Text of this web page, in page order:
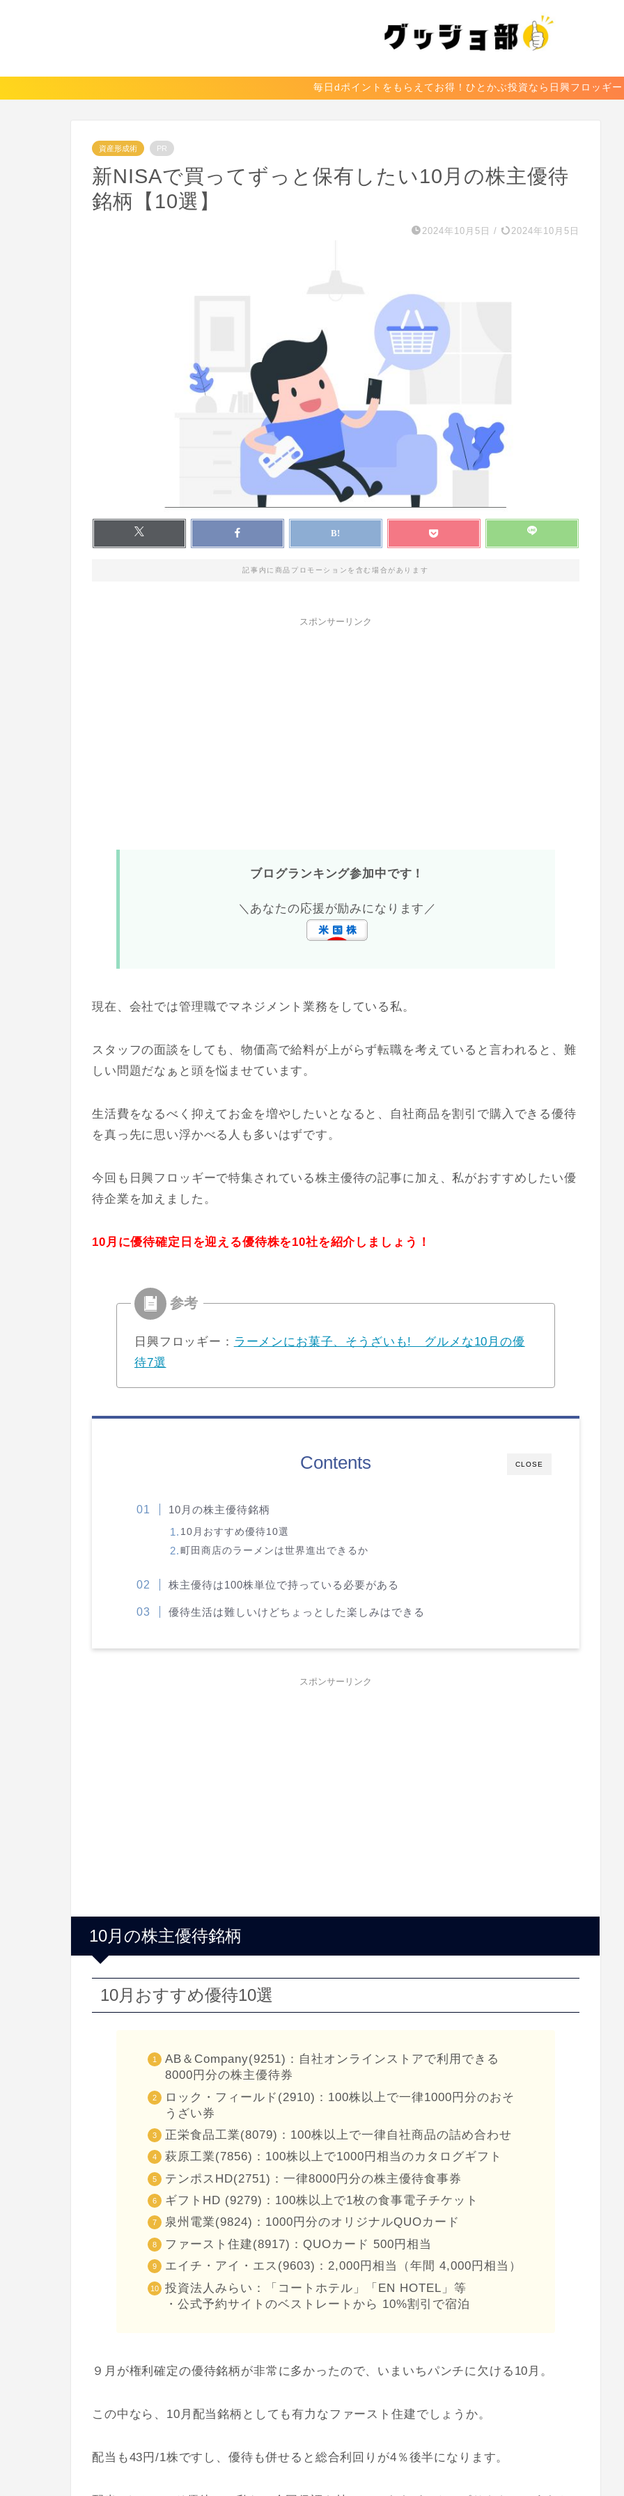
毎日dポイントをもらえてお得！ひとかぶ投資なら日興フロッギー
資産形成術 PR
新NISAで買ってずっと保有したい10月の株主優待
銘柄【10選】
2024年10月5日 / 2024年10月5日
記事内に商品プロモーションを含む場合があります
スポンサーリンク
ブログランキング参加中です！
＼あなたの応援が励みになります／
現在、会社では管理職でマネジメント業務をしている私。
スタッフの面談をしても、物価高で給料が上がらず転職を考えていると言われると、難
しい問題だなぁと頭を悩ませています。
生活費をなるべく抑えてお金を増やしたいとなると、自社商品を割引で購入できる優待
を真っ先に思い浮かべる人も多いはずです。
今回も日興フロッギーで特集されている株主優待の記事に加え、私がおすすめしたい優
待企業を加えました。
10月に優待確定日を迎える優待株を10社を紹介しましょう！
日興フロッギー： ラーメンにお菓子、そうざいも! グルメな10月の優
待7選
CLOSE
Contents
10月の株主優待銘柄
10月おすすめ優待10選
町田商店のラーメンは世界進出できるか
株主優待は100株単位で持っている必要がある
優待生活は難しいけどちょっとした楽しみはできる
スポンサーリンク
10月の株主優待銘柄
10月おすすめ優待10選
AB＆Company(9251)：自社オンラインストアで利用できる
8000円分の株主優待券
ロック・フィールド(2910)：100株以上で一律1000円分のおそ
うざい券
正栄食品工業(8079)：100株以上で一律自社商品の詰め合わせ
萩原工業(7856)：100株以上で1000円相当のカタログギフト
テンポスHD(2751)：一律8000円分の株主優待食事券
ギフトHD (9279)：100株以上で1枚の食事電子チケット
泉州電業(9824)：1000円分のオリジナルQUOカード
ファースト住建(8917)：QUOカード 500円相当
エイチ・アイ・エス(9603)：2,000円相当（年間 4,000円相当）
投資法人みらい：「コートホテル」「EN HOTEL」等
・公式予約サイトのベストレートから 10%割引で宿泊
９月が権利確定の優待銘柄が非常に多かったので、いまいちパンチに欠ける10月。
この中なら、10月配当銘柄としても有力なファースト住建でしょうか。
配当も43円/1株ですし、優待も併せると総合利回りが4％後半になります。